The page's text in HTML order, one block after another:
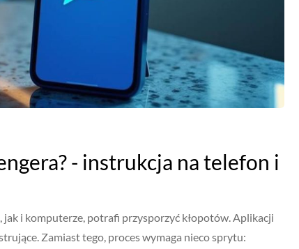
- instrukcja na telefon i
i komputerze, potrafi przysporzyć kłopotów. Aplikacji
Zamiast tego, proces wymaga nieco sprytu: